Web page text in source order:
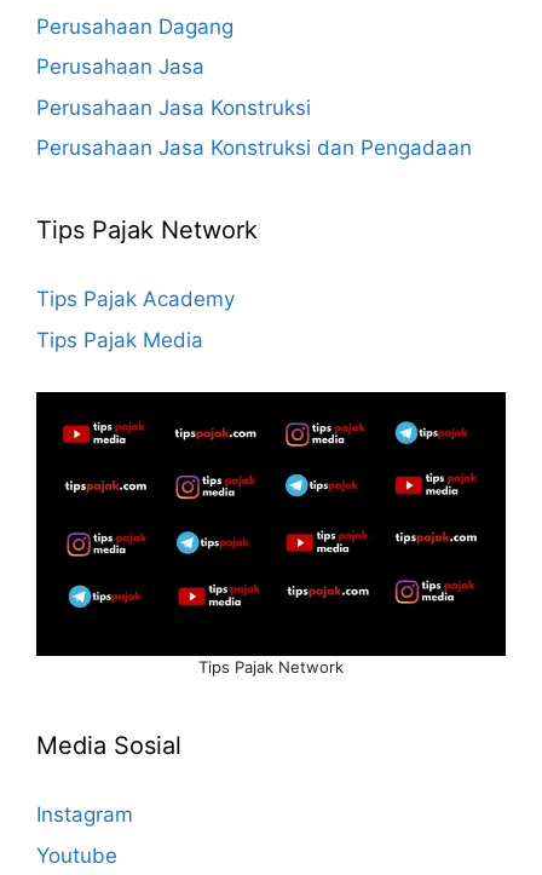
Perusahaan Dagang
Perusahaan Jasa
Perusahaan Jasa Konstruksi
Perusahaan Jasa Konstruksi dan Pengadaan
Tips Pajak Network
Tips Pajak Academy
Tips Pajak Media
Tips Pajak Network
Media Sosial
Instagram
Youtube